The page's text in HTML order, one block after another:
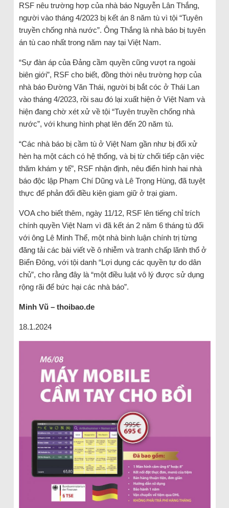
RSF nêu trường hợp của nhà báo Nguyễn Lân Thắng,
người vào tháng 4/2023 bị kết án 8 năm tù vì tội “Tuyên
truyền chống nhà nước”. Ông Thắng là nhà báo bị tuyên
án tù cao nhất trong năm nay tại Việt Nam.
“Sự đàn áp của Đảng cầm quyền cũng vượt ra ngoài
biên giới”, RSF cho biết, đồng thời nêu trường hợp của
nhà báo Đường Văn Thái, người bị bắt cóc ở Thái Lan
vào tháng 4/2023, rồi sau đó lại xuất hiện ở Việt Nam và
hiện đang chờ xét xử về tội “Tuyên truyền chống nhà
nước”, với khung hình phạt lên đến 20 năm tù.
“Các nhà báo bị cầm tù ở Việt Nam gần như bị đối xử
hèn hạ một cách có hệ thống, và bị từ chối tiếp cận việc
thăm khám y tế”, RSF nhận định, nêu điển hình hai nhà
báo độc lập Phạm Chí Dũng và Lê Trọng Hùng, đã tuyệt
thực để phản đối điều kiện giam giữ ở trại giam.
VOA cho biết thêm, ngày 11/12, RSF lên tiếng chỉ trích
chính quyền Việt Nam vì đã kết án 2 năm 6 tháng tù đối
với ông Lê Minh Thể, một nhà bình luận chính trị từng
đăng tải các bài viết về ô nhiễm và tranh chấp lãnh thổ ở
Biển Đông, với tội danh “Lợi dụng các quyền tự do dân
chủ”, cho rằng đây là “một điều luật vô lý được sử dụng
rộng rãi để bức hại các nhà báo”.
Minh Vũ – thoibao.de
18.1.2024